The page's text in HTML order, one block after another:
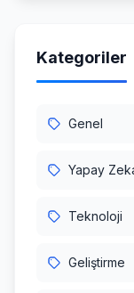
Kategoriler
Genel
Yapay
Teknoloji
Geliştirme